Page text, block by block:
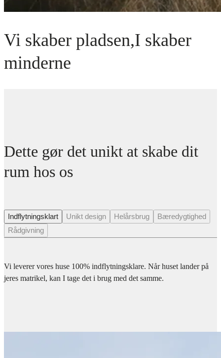
Vi skaber pladsen,I skaber
minderne
Dette gør det unikt at skabe dit
rum hos os
Indflytningsklart Unikt design Helårsbrug
Bæredygtighed
Rådgivning
Vi leverer vores huse 100% indflytningsklare. Når huset lander på
jeres matrikel, kan I tage det i brug med det samme.